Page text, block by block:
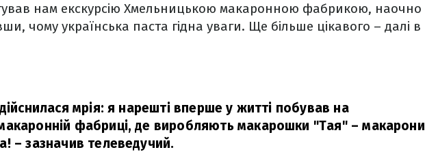
нам екскурсію Хмельницькою макаронною фабрикою, наочно
чому українська паста гідна уваги. Ще більше цікавого – далі в
мрія: я нарешті вперше у житті побував на
фабриці, де виробляють макарошки "Тая" – макарони
– зазначив телеведучий.